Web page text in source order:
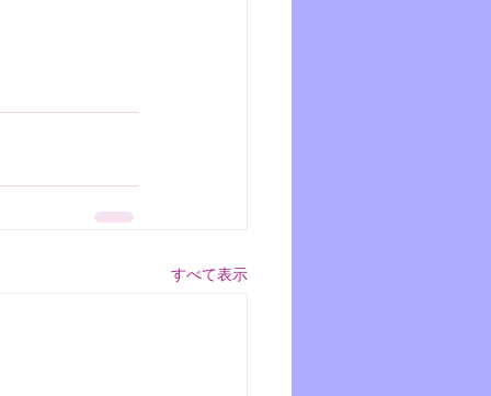
すべて表示